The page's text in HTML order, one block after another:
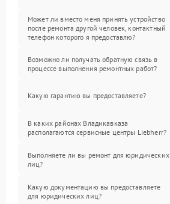
Может ли вместо меня принять устройство
после ремонта другой человек, контактный
телефон которого я предоставлю?
Возможно ли получать обратную связь в
процессе выполнения ремонтных работ?
Какую гарантию вы предоставляете?
В каких районах Владикавказа
располагаются сервисные центры Liebherr?
Выполняете ли вы ремонт для юридических
лиц?
Какую документацию вы предоставляете
для юридических лиц?